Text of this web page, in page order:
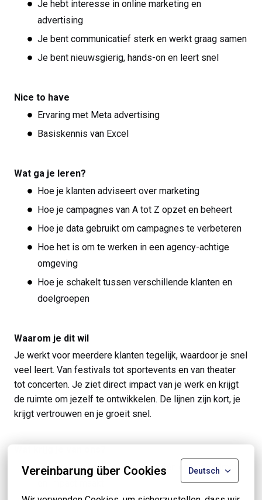
Vereinbarung über Cookies Deutsch
Je hebt interesse in online marketing en
advertising
Je bent communicatief sterk en werkt graag samen
Je bent nieuwsgierig, hands-on en leert snel
Nice to have
Ervaring met Meta advertising
Basiskennis van Excel
Wat ga je leren?
Hoe je klanten adviseert over marketing
Hoe je campagnes van A tot Z opzet en beheert
Hoe je data gebruikt om campagnes te verbeteren
Hoe het is om te werken in een agency-achtige
omgeving
Hoe je schakelt tussen verschillende klanten en
doelgroepen
Waarom je dit wil
Je werkt voor meerdere klanten tegelijk, waardoor je snel
veel leert. Van festivals tot sportevents en van theater
tot concerten. Je ziet direct impact van je werk en krijgt
de ruimte om jezelf te ontwikkelen. De lijnen zijn kort, je
krijgt vertrouwen en je groeit snel.
Een stage waarin je vanaf dag één echt meedraait